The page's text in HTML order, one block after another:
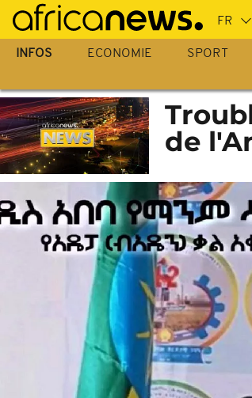
Passer
au
contenu
INFOS ECONOMIE SPORT
de